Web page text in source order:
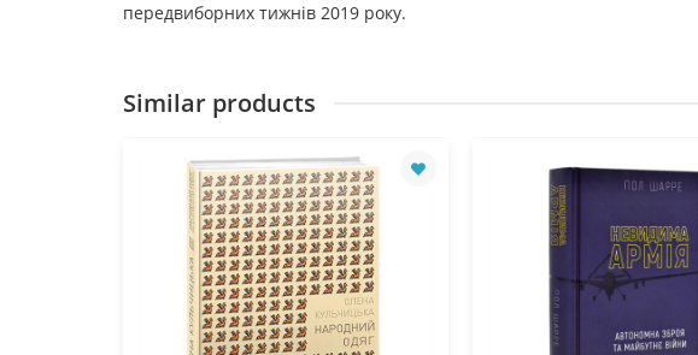
передвиборних тижнів 2019 року.
Similar products